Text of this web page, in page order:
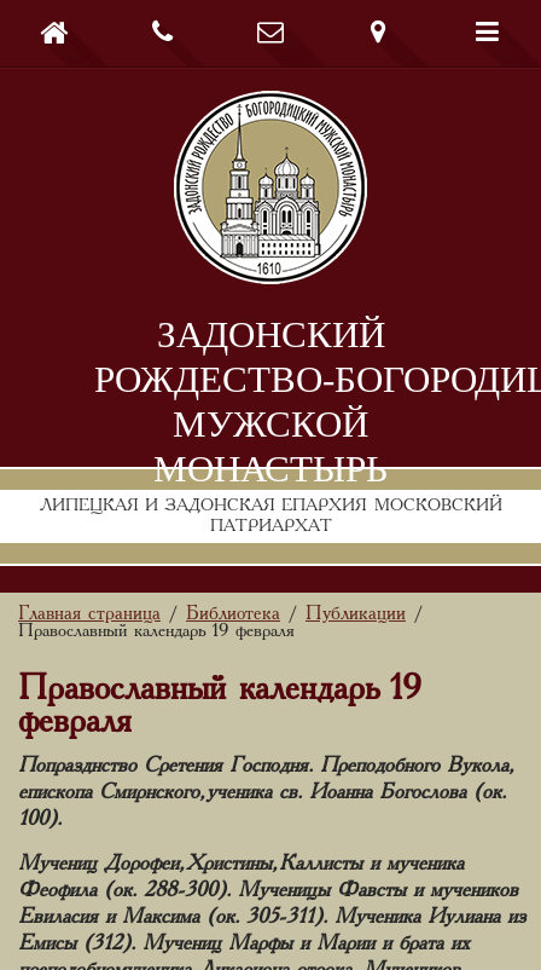
ЗАДОНСКИЙ
РОЖДЕСТВО-
МУЖСКОЙ
МОНАСТЫРЬ
ЛИПЕЦКАЯ И ЗАДОНСКАЯ ЕПАРХИЯ МОСКОВСКИЙ
ПАТРИАРХАТ
    
Главная страница / Библиотека / Публикации /
Православный календарь 19 февраля
Православный календарь 19
февраля
Попразднство Сретения Господня. Преподобного Вукола,
епископа Смирнского, ученика св. Иоанна Богослова (ок.
100).
Мучениц Дорофеи, Христины, Каллисты и мученика
Феофила (ок. 288-300). Мученицы Фавсты и мучеников
Евиласия и Максима (ок. 305-311). Мученика Иулиана из
Емисы (312). Мучениц Марфы и Марии и брата их